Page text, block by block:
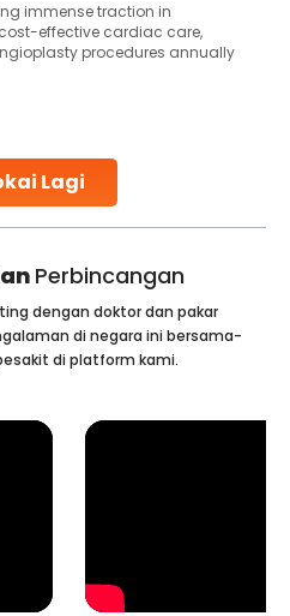
Lagi
processing are critical steps
like In Vitro
insemination (IUI). These
achieve their dream of
Perbincangan
dengan doktor dan pakar
di negara ini bersama-
di platform kami.